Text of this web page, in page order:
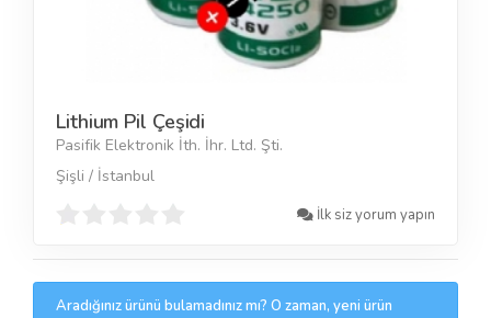
Lithium Pil Çeşidi
Pasifik Elektronik İth. İhr. Ltd. Şti.
Şişli / İstanbul
İlk siz yorum yapın
Aradığınız ürünü bulamadınız mı? O zaman, yeni ürün